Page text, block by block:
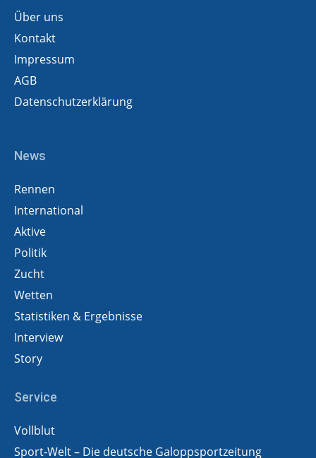
Über uns
Kontakt
Impressum
AGB
Datenschutzerklärung
News
Rennen
International
Aktive
Politik
Zucht
Wetten
Statistiken & Ergebnisse
Interview
Story
Service
Vollblut
Sport-Welt – Die deutsche Galoppsportzeitung